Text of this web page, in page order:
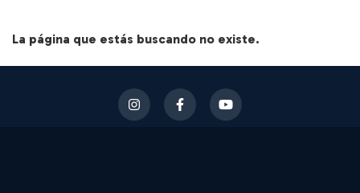
La página que estás buscando no existe.